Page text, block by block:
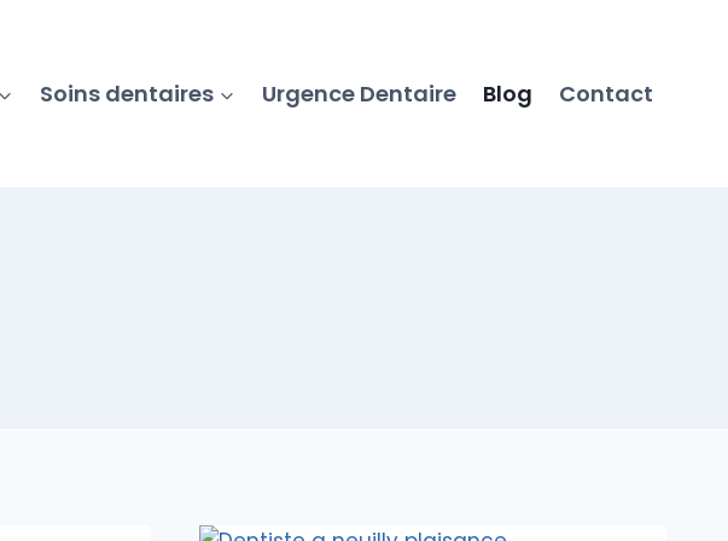
Soins dentaires Urgence Dentaire Blog Contact